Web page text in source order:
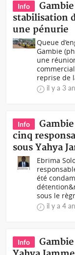
Info
stabilisation
une pénurie
Queue
Gambie
une
reprise de
il y a 3
Info
cinq
sous Yahya
Ebrima
été
sous le
il y a 4
Info